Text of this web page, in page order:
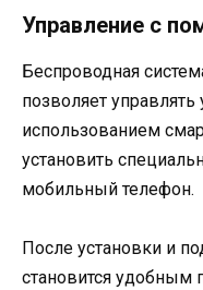
Управление с
Беспроводная
позволяет
использованием
установить
мобильный телефон.
После установки и
становится удобным